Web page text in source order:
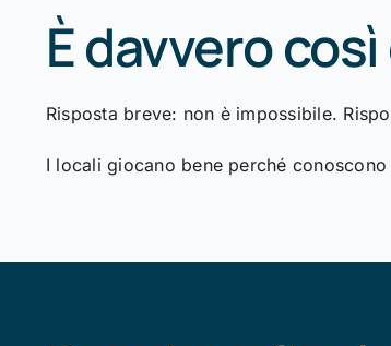
È davvero
Risposta breve: non è impossibile.
I locali giocano bene perché